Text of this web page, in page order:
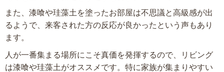
また、漆喰や珪藻土を塗ったお部屋は不思議と高級感が出
るようで、来客された方の反応が良かったという声もあり
ます。
人が一番集まる場所にこそ真価を発揮するので、リビング
は漆喰や珪藻土がオススメです。特に家族が集まりやすい